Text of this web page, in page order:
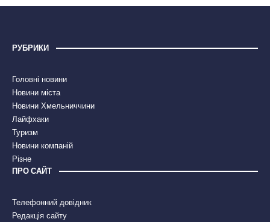
РУБРИКИ
Головні новини
Новини міста
Новини Хмельниччини
Лайфхаки
Туризм
Новини компаній
Різне
ПРО САЙТ
Телефонний довідник
Редакція сайту